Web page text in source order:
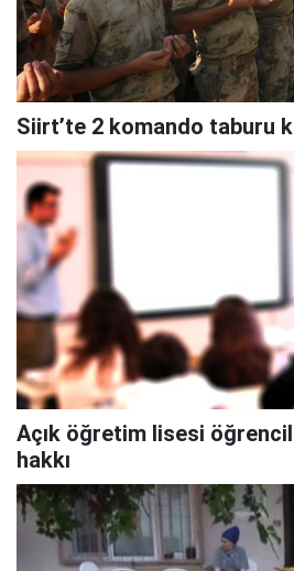
Siirt’te 2 komando taburu
Açık öğretim lisesi
hakkı